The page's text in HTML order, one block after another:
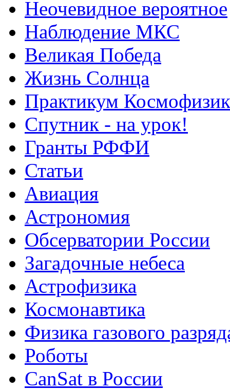
Неочевидное вероятное
Наблюдение МКС
Великая Победа
Жизнь Солнца
Практикум
Спутник - на урок!
Гранты РФФИ
Статьи
Авиация
Астрономия
Обсерватории России
Загадочные небеса
Астрофизика
Космонавтика
Физика газового
Роботы
CanSat в России